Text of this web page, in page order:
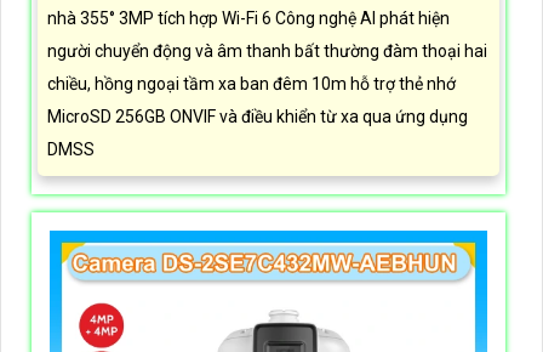
nhà 355° 3MP tích hợp Wi-Fi 6 Công nghệ AI phát hiện
người chuyển động và âm thanh bất thường đàm thoại hai
chiều, hồng ngoại tầm xa ban đêm 10m hỗ trợ thẻ nhớ
MicroSD 256GB ONVIF và điều khiển từ xa qua ứng dụng
DMSS